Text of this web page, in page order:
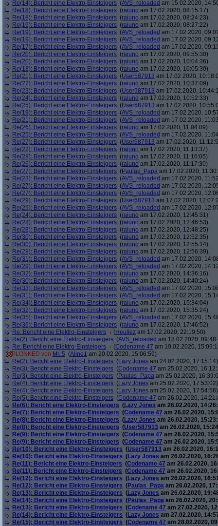
Re(14): Bericht eine Elektro-Einsteigers (AVS_reloaded am 15.02.2020,
Re(18): Bericht eine Elektro-Einsteigers (raiuno am 17.02.2020, 08:15:17)
Re(18): Bericht eine Elektro-Einsteigers (raiuno am 17.02.2020, 08:24:23)
Re(16): Bericht eine Elektro-Einsteigers (raiuno am 17.02.2020, 08:27:22)
Re(19): Bericht eine Elektro-Einsteigers (AVS_reloaded am 17.02.2020,
Re(19): Bericht eine Elektro-Einsteigers (AVS_reloaded am 17.02.2020,
Re(17): Bericht eine Elektro-Einsteigers (AVS_reloaded am 17.02.2020,
Re(20): Bericht eine Elektro-Einsteigers (raiuno am 17.02.2020, 09:55:30)
Re(20): Bericht eine Elektro-Einsteigers (raiuno am 17.02.2020, 10:04:36)
Re(18): Bericht eine Elektro-Einsteigers (raiuno am 17.02.2020, 10:05:30)
Re(21): Bericht eine Elektro-Einsteigers (User587913 am 17.02.2020,
Re(22): Bericht eine Elektro-Einsteigers (raiuno am 17.02.2020, 10:37:09)
Re(23): Bericht eine Elektro-Einsteigers (User587913 am 17.02.2020,
Re(24): Bericht eine Elektro-Einsteigers (raiuno am 17.02.2020, 10:52:33)
Re(25): Bericht eine Elektro-Einsteigers (User587913 am 17.02.2020,
Re(19): Bericht eine Elektro-Einsteigers (AVS_reloaded am 17.02.2020,
Re(21): Bericht eine Elektro-Einsteigers (AVS_reloaded am 17.02.2020,
Re(26): Bericht eine Elektro-Einsteigers (raiuno am 17.02.2020, 11:04:09)
Re(25): Bericht eine Elektro-Einsteigers (AVS_reloaded am 17.02.2020,
Re(27): Bericht eine Elektro-Einsteigers (User587913 am 17.02.2020,
Re(22): Bericht eine Elektro-Einsteigers (raiuno am 17.02.2020, 11:13:37)
Re(28): Bericht eine Elektro-Einsteigers (raiuno am 17.02.2020, 11:16:05)
Re(26): Bericht eine Elektro-Einsteigers (raiuno am 17.02.2020, 11:17:30)
Re(27): Bericht eine Elektro-Einsteigers (Paulas_Papa am 17.02.2020,
Re(23): Bericht eine Elektro-Einsteigers (AVS_reloaded am 17.02.2020,
Re(27): Bericht eine Elektro-Einsteigers (AVS_reloaded am 17.02.2020,
Re(27): Bericht eine Elektro-Einsteigers (AVS_reloaded am 17.02.2020,
Re(29): Bericht eine Elektro-Einsteigers (User587913 am 17.02.2020,
Re(29): Bericht eine Elektro-Einsteigers (AVS_reloaded am 17.02.2020,
Re(24): Bericht eine Elektro-Einsteigers (raiuno am 17.02.2020, 12:45:31)
Re(28): Bericht eine Elektro-Einsteigers (raiuno am 17.02.2020, 12:46:53)
Re(28): Bericht eine Elektro-Einsteigers (raiuno am 17.02.2020, 12:48:25)
Re(30): Bericht eine Elektro-Einsteigers (raiuno am 17.02.2020, 12:52:35)
Re(30): Bericht eine Elektro-Einsteigers (raiuno am 17.02.2020, 12:55:14)
Re(28): Bericht eine Elektro-Einsteigers (raiuno am 17.02.2020, 12:56:39)
Re(31): Bericht eine Elektro-Einsteigers (AVS_reloaded am 17.02.2020,
Re(29): Bericht eine Elektro-Einsteigers (AVS_reloaded am 17.02.2020,
Re(32): Bericht eine Elektro-Einsteigers (raiuno am 17.02.2020, 14:36:16)
Re(30): Bericht eine Elektro-Einsteigers (raiuno am 17.02.2020, 14:40:24)
Re(33): Bericht eine Elektro-Einsteigers (AVS_reloaded am 17.02.2020,
Re(31): Bericht eine Elektro-Einsteigers (AVS_reloaded am 17.02.2020,
Re(34): Bericht eine Elektro-Einsteigers (raiuno am 17.02.2020, 15:34:04)
Re(32): Bericht eine Elektro-Einsteigers (raiuno am 17.02.2020, 15:35:24)
Re(35): Bericht eine Elektro-Einsteigers (AVS_reloaded am 17.02.2020,
Re(36): Bericht eine Elektro-Einsteigers (raiuno am 17.02.2020, 17:46:52)
Re: Bericht eine Elektro-Einsteigers
(Heuliez am 17.02.2020, 22:19:50)
Re(2): Bericht eine Elektro-Einsteigers (AVS_reloaded am 18.02.2020,
Re: Bericht eine Elektro-Einsteigers
(Codename 47 am 19.02.2020,
PLONKED von Mr. 5 (Aline1 am 20.02.2020, 15:06:59)
Re(2): Bericht eine Elektro-Einsteigers (Lazy Jones am 24.02.2020, 17:15:14)
Re(3): Bericht eine Elektro-Einsteigers (Codename 47 am 25.02.2020,
Re(3): Bericht eine Elektro-Einsteigers (Paulas_Papa am 25.02.2020,
Re(4): Bericht eine Elektro-Einsteigers (Lazy Jones am 25.02.2020, 17:53:02)
Re(4): Bericht eine Elektro-Einsteigers (Lazy Jones am 25.02.2020, 17:54:56)
Re(5): Bericht eine Elektro-Einsteigers (Codename 47 am 26.02.2020,
Re(6): Bericht eine Elektro-Einsteigers (Lazy Jones am 26.02.2020,
Re(7): Bericht eine Elektro-Einsteigers (Codename 47 am 26.02.2020,
Re(8): Bericht eine Elektro-Einsteigers (Lazy Jones am 26.02.2020,
Re(8): Bericht eine Elektro-Einsteigers (User587913 am 26.02.2020,
Re(9): Bericht eine Elektro-Einsteigers (Codename 47 am 26.02.2020,
Re(9): Bericht eine Elektro-Einsteigers (Codename 47 am 26.02.2020,
Re(10): Bericht eine Elektro-Einsteigers (User587913 am 26.02.2020,
Re(10): Bericht eine Elektro-Einsteigers (Lazy Jones am 26.02.2020,
Re(11): Bericht eine Elektro-Einsteigers (Codename 47 am 26.02.2020,
Re(11): Bericht eine Elektro-Einsteigers (Codename 47 am 26.02.2020,
Re(12): Bericht eine Elektro-Einsteigers (Lazy Jones am 26.02.2020,
Re(12): Bericht eine Elektro-Einsteigers (Paulas_Papa am 26.02.2020,
Re(13): Bericht eine Elektro-Einsteigers (Lazy Jones am 26.02.2020,
Re(14): Bericht eine Elektro-Einsteigers (Paulas_Papa am 26.02.2020,
Re(13): Bericht eine Elektro-Einsteigers (Codename 47 am 27.02.2020,
Re(14): Bericht eine Elektro-Einsteigers (Lazy Jones am 27.02.2020,
Re(15): Bericht eine Elektro-Einsteigers (Codename 47 am 28.02.2020,